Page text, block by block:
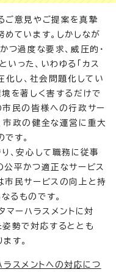
ご意見やご提案を真摯
ています。しかしなが
つ過度な要求、威圧的・
った、いわゆる「カス
化し、社会問題化してい
を著しく害するだけで
市民の皆様への行政サー
市政の健全な運営に重大
す。
、安心して職務に従事
公平かつ適正なサービス
市民サービスの向上と持
るものです。
マーハラスメントに対
姿勢で対応するととも
す。
スメントへの対応につ